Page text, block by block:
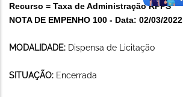
Recurso = Taxa de Administração RPPS
NOTA DE EMPENHO 100 - Data: 02/03/2022
MODALIDADE: Dispensa de Licitação
SITUAÇÃO: Encerrada